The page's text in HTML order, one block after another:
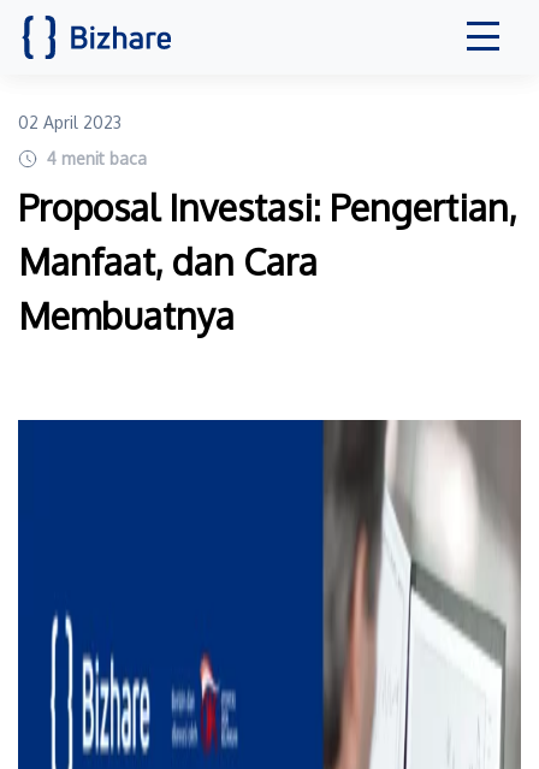
02 April 2023
4 menit baca
Proposal Investasi: Pengertian,
Manfaat, dan Cara
Membuatnya